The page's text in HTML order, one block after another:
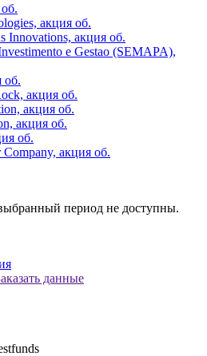
акция об.
Innovations, акция об.
e Gestao (SEMAPA),
об.
акция об.
акция об.
акция об.
об.
акция об.
период не доступны.
данные